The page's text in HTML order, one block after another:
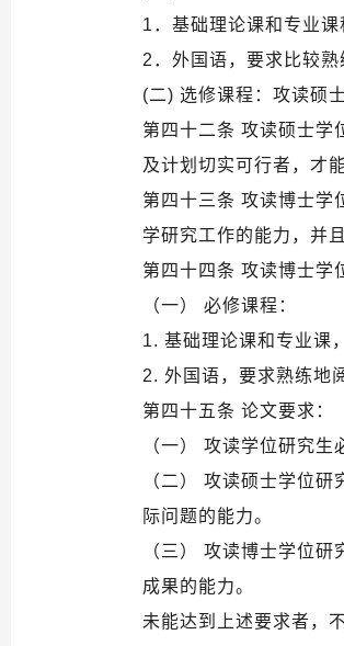
1．基础理论课和专业
2．外国语，要求比较
(二) 选修课程：攻读硕
第四十二条 攻读硕士学
及计划切实可行者，才
第四十三条 攻读博士学
学研究工作的能力，并
第四十四条 攻读博士学
（一） 必修课程：
1. 基础理论课和专业课
2. 外国语，要求熟练地
第四十五条 论文要求：
（一） 攻读学位研究
（二） 攻读硕士学位
际问题的能力。
（三） 攻读博士学位
成果的能力。
未能达到上述要求者，